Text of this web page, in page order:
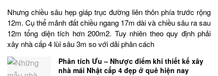
Nhưng chiều sâu hẹp giáp trục đường liên thôn phía trước rộng
12m. Cụ thể mảnh đất chiều ngang 17m dài và chiều sâu ra sau
12m tổng diện tích hơn 200m2. Tuy nhiên theo quy định phải
xây nhà cấp 4 lùi sâu 3m so với dải phân cách
Phân tích Ưu – Nhược điểm khi thiết kế xây
nhà mái Nhật cấp 4 đẹp ở quê hiện nay